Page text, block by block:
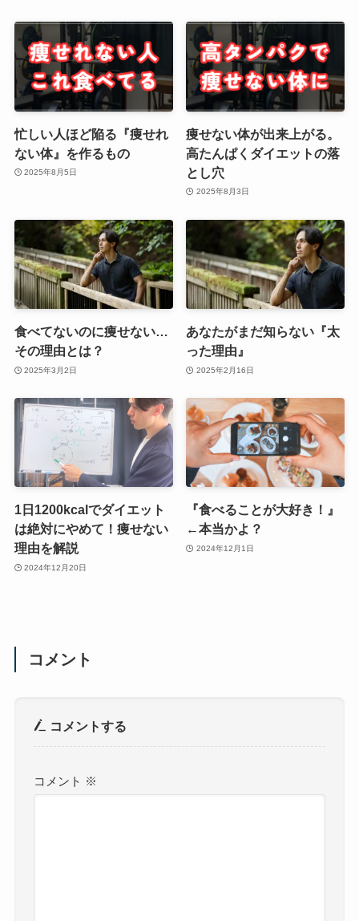
忙しい人ほど陥る『痩せれ
ない体』を作るもの
2025年8月5日
痩せない体が出来上がる。
高たんぱくダイエットの落
とし穴
2025年8月3日
食べてないのに痩せない…
その理由とは？
2025年3月2日
あなたがまだ知らない『太
った理由』
2025年2月16日
1日1200kcalでダイエット
は絶対にやめて！痩せない
理由を解説
2024年12月20日
『食べることが大好き！』
←本当かよ？
2024年12月1日
コメント
コメントする
コメント ※